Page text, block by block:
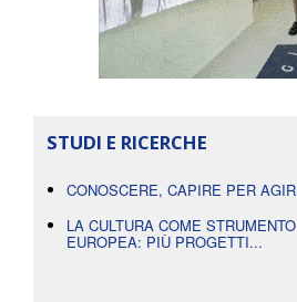
STUDI E RICERCHE
CONOSCERE, CAPIRE PER
LA CULTURA COME
EUROPEA: PIÙ PROGETTI...